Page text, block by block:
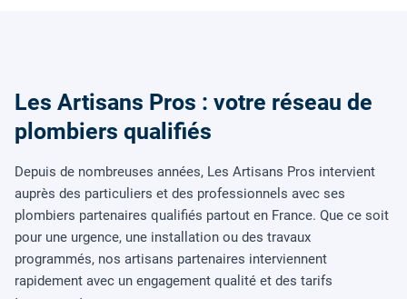
Les Artisans Pros : votre réseau de
plombiers qualifiés
Depuis de nombreuses années, Les Artisans Pros intervient
auprès des particuliers et des professionnels avec ses
plombiers partenaires qualifiés partout en France. Que ce soit
pour une urgence, une installation ou des travaux
programmés, nos artisans partenaires interviennent
rapidement avec un engagement qualité et des tarifs